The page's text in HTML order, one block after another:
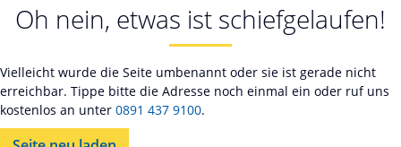
Oh nein, etwas ist schiefgelaufen!
Vielleicht wurde die Seite umbenannt oder sie ist gerade nicht
erreichbar. Tippe bitte die Adresse noch einmal ein oder ruf uns
kostenlos an unter 0891 437 9100.